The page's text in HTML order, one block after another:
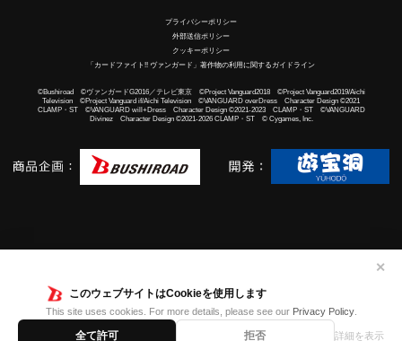
このウェブサイトはCookieを使用します
This site uses cookies. For more details, please see our Privacy Policy.
全て許可 拒否 詳細を表示
✕
プライバシーポリシー
外部送信ポリシー
クッキーポリシー
「カードファイト!! ヴァンガード」著作物の利用に関するガイドライン
©Bushiroad ©ヴァンガードG2016／テレビ東京 ©Project Vanguard2018 ©Project Vanguard2019/Aichi
Television ©Project Vanguard if/Aichi Television ©VANGUARD overDress Character Design ©2021
CLAMP・ST ©VANGUARD will+Dress Character Design ©2021-2023 CLAMP・ST ©VANGUARD
Divinez Character Design ©2021-2026 CLAMP・ST © Cygames, Inc.